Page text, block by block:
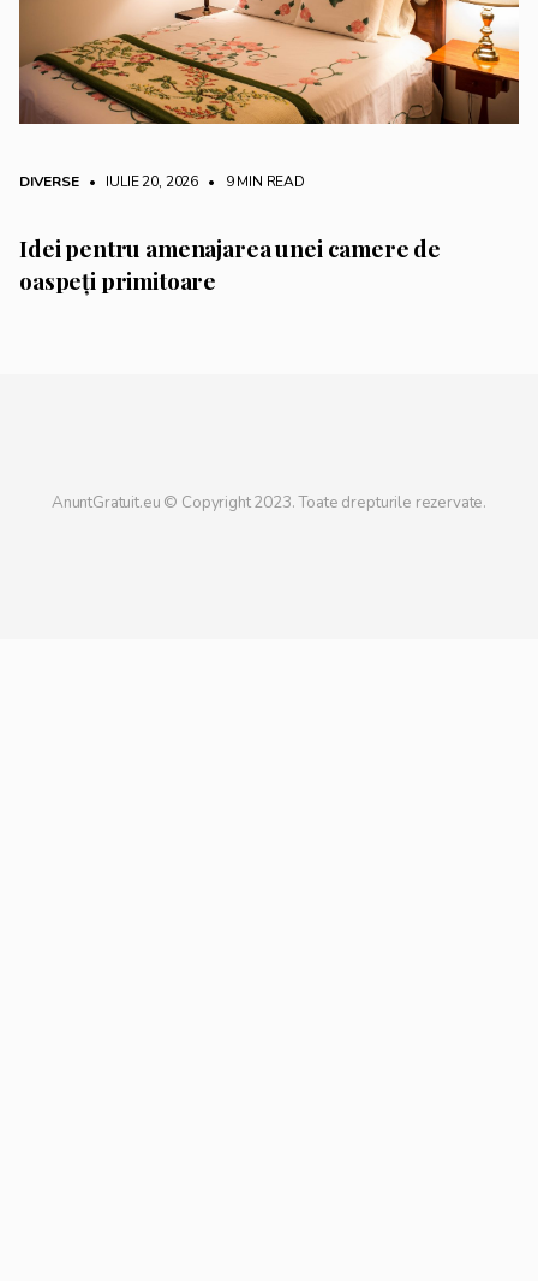
DIVERSE • IULIE 20, 2026 • 9 MIN READ
Idei pentru amenajarea unei camere de
oaspeți primitoare
AnuntGratuit.eu © Copyright 2023. Toate drepturile rezervate.